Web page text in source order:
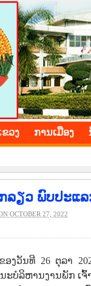
ວງ ​ການ​ເມືອງ
ຊົມເ
ລຽວ ພົບປະ
OCTOBER 27, 2022
ອງວັນທີ 26 ຕຸລາ
ະບໍລິຫານງານພັກ ເ